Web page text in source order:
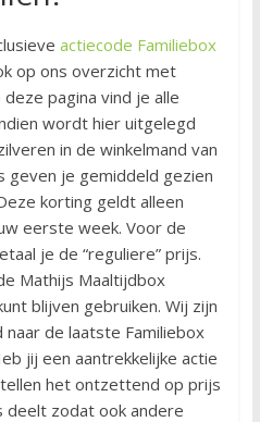
actiecode Familiebox
op ons overzicht met
pagina vind je alle
wordt hier uitgelegd
in de winkelmand van
geven je gemiddeld gezien
korting geldt alleen
eerste week. Voor de
je de “reguliere” prijs.
Mathijs Maaltijdbox
blijven gebruiken. Wij zijn
de laatste Familiebox
jij een aantrekkelijke actie
het ontzettend op prijs
deelt zodat ook andere